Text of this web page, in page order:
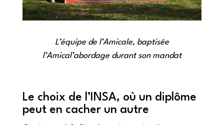
L’équipe de l’Amicale, baptisée
l’Amical’abordage durant son mandat
Le choix de l’INSA, où un diplôme
peut en cacher un autre